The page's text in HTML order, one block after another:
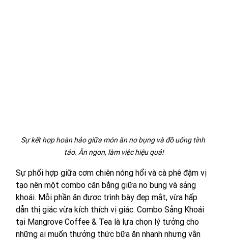
Sự kết hợp hoàn hảo giữa món ăn no bụng và đồ uống tỉnh
táo. Ăn ngon, làm việc hiệu quả!
Sự phối hợp giữa cơm chiên nóng hổi và cà phê đậm vị
tạo nên một combo cân bằng giữa no bụng và sảng
khoái. Mỗi phần ăn được trình bày đẹp mắt, vừa hấp
dẫn thị giác vừa kích thích vị giác. Combo Sảng Khoái
tại Mangrove Coffee & Tea là lựa chọn lý tưởng cho
những ai muốn thưởng thức bữa ăn nhanh nhưng vẫn